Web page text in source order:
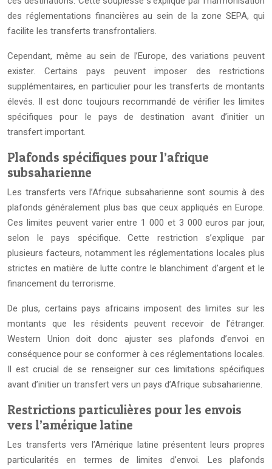
des réglementations financières au sein de la zone SEPA, qui
facilite les transferts transfrontaliers.
Cependant, même au sein de l’Europe, des variations peuvent
exister. Certains pays peuvent imposer des restrictions
supplémentaires, en particulier pour les transferts de montants
élevés. Il est donc toujours recommandé de vérifier les limites
spécifiques pour le pays de destination avant d’initier un
transfert important.
Plafonds spécifiques pour l’afrique
subsaharienne
Les transferts vers l’Afrique subsaharienne sont soumis à des
plafonds généralement plus bas que ceux appliqués en Europe.
Ces limites peuvent varier entre 1 000 et 3 000 euros par jour,
selon le pays spécifique. Cette restriction s’explique par
plusieurs facteurs, notamment les réglementations locales plus
strictes en matière de lutte contre le blanchiment d’argent et le
financement du terrorisme.
De plus, certains pays africains imposent des limites sur les
montants que les résidents peuvent recevoir de l’étranger.
Western Union doit donc ajuster ses plafonds d’envoi en
conséquence pour se conformer à ces réglementations locales.
Il est crucial de se renseigner sur ces limitations spécifiques
avant d’initier un transfert vers un pays d’Afrique subsaharienne.
Restrictions particulières pour les envois
vers l’amérique latine
Les transferts vers l’Amérique latine présentent leurs propres
particularités en termes de limites d’envoi. Les plafonds